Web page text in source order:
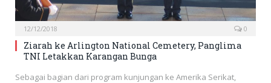
12/12/2018 0
Ziarah ke Arlington National Cemetery, Panglima
TNI Letakkan Karangan Bunga
Sebagai bagian dari program kunjungan ke Amerika Serikat,